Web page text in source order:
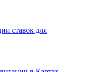
ставок для